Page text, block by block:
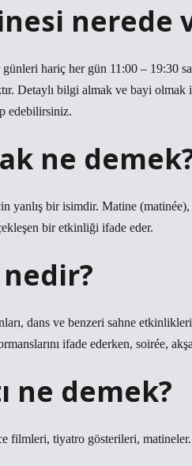
nerede
günleri hariç her gün 11:00 – 19:30
Detaylı bilgi almak ve bayi olmak
edebilirsiniz.
ne
bir isimdir. Matine (matinée),
bir etkinliği ifade eder.
dans ve benzeri sahne
ifade ederken, soirée,
ne demek?
filmleri, tiyatro gösterileri, matineler.